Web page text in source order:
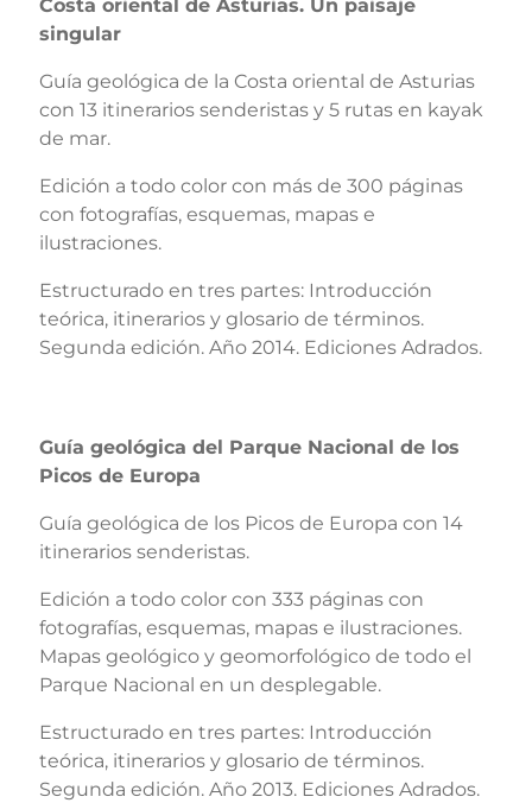
Costa oriental de Asturias. Un paisaje
singular
Guía geológica de la Costa oriental de Asturias
con 13 itinerarios senderistas y 5 rutas en kayak
de mar.
Edición a todo color con más de 300 páginas
con fotografías, esquemas, mapas e
ilustraciones.
Estructurado en tres partes: Introducción
teórica, itinerarios y glosario de términos.
Segunda edición. Año 2014. Ediciones Adrados.
Guía geológica del Parque Nacional de los
Picos de Europa
Guía geológica de los Picos de Europa con 14
itinerarios senderistas.
Edición a todo color con 333 páginas con
fotografías, esquemas, mapas e ilustraciones.
Mapas geológico y geomorfológico de todo el
Parque Nacional en un desplegable.
Estructurado en tres partes: Introducción
teórica, itinerarios y glosario de términos.
Segunda edición. Año 2013. Ediciones Adrados.